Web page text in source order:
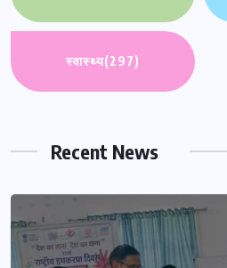
स्वास्थ्य(297)
Recent News